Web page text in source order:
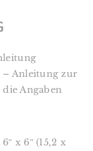
– Anleitung zur
Angaben
x 6″ (15,2 x